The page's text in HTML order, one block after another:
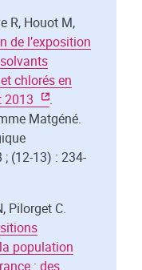
R, Houot M,
de l’exposition
chlorés en
2013
.
Matgéné.
(12-13) : 234-
Pilorget C.
population
: des